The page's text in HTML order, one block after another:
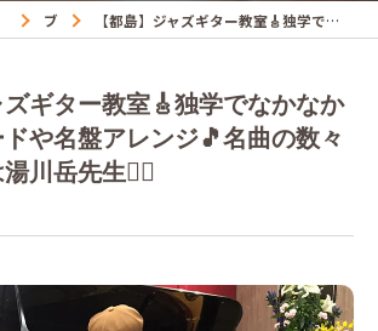
ブログ 【都島】ジャズギター教室🎸独学でなかなか学べないコードや名盤アレンジ🎵名曲の数々🎸担当講師は湯川岳先生🧑‍⚕️
ズギター教室🎸独学でなかなか
や名盤アレンジ🎵名曲の数々
川岳先生🧑‍⚕️